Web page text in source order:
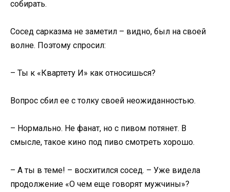
собирать.
Сосед сарказма не заметил – видно, был на своей
волне. Поэтому спросил:
– Ты к «Квартету И» как относишься?
Вопрос сбил ее с толку своей неожиданностью.
– Нормально. Не фанат, но с пивом потянет. В
смысле, такое кино под пиво смотреть хорошо.
– А ты в теме! – восхитился сосед. – Уже видела
продолжение «О чем еще говорят мужчины»?